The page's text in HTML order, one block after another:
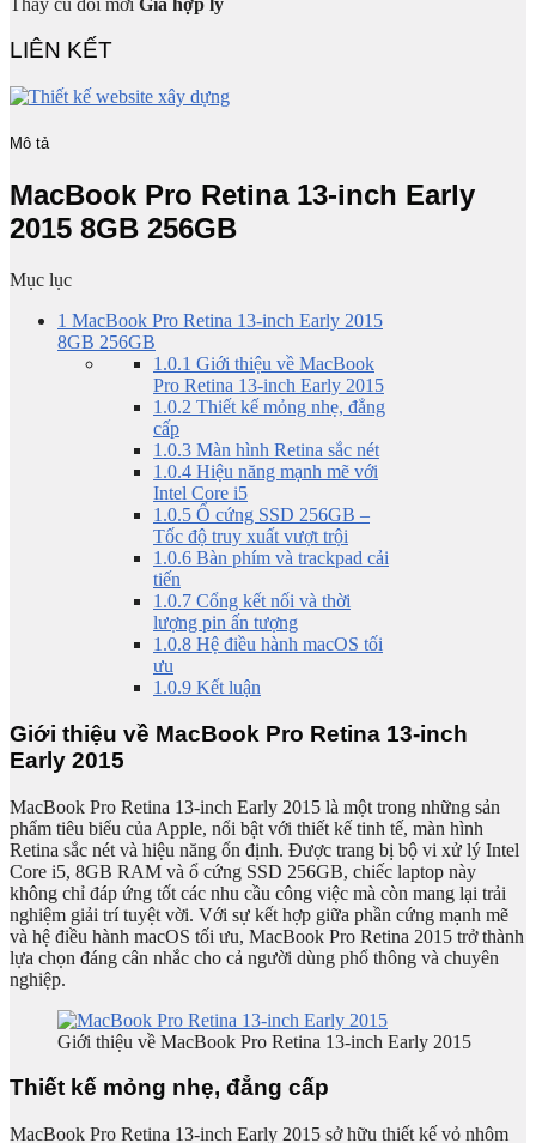
LIÊN KẾT
Mô tả
MacBook Pro Retina 13-inch Early
2015 8GB 256GB
Mục lục
1 MacBook Pro Retina 13-inch Early 2015
8GB 256GB
1.0.1 Giới thiệu về MacBook
Pro Retina 13-inch Early 2015
1.0.2 Thiết kế mỏng nhẹ, đẳng
cấp
1.0.3 Màn hình Retina sắc nét
1.0.4 Hiệu năng mạnh mẽ với
Intel Core i5
1.0.5 Ổ cứng SSD 256GB –
Tốc độ truy xuất vượt trội
1.0.6 Bàn phím và trackpad cải
tiến
1.0.7 Cổng kết nối và thời
lượng pin ấn tượng
1.0.8 Hệ điều hành macOS tối
ưu
1.0.9 Kết luận
Giới thiệu về MacBook Pro Retina 13-inch
Early 2015
MacBook Pro Retina 13-inch Early 2015 là một trong những sản
phẩm tiêu biểu của Apple, nổi bật với thiết kế tinh tế, màn hình
Retina sắc nét và hiệu năng ổn định. Được trang bị bộ vi xử lý Intel
Core i5, 8GB RAM và ổ cứng SSD 256GB, chiếc laptop này
không chỉ đáp ứng tốt các nhu cầu công việc mà còn mang lại trải
nghiệm giải trí tuyệt vời. Với sự kết hợp giữa phần cứng mạnh mẽ
và hệ điều hành macOS tối ưu, MacBook Pro Retina 2015 trở thành
lựa chọn đáng cân nhắc cho cả người dùng phổ thông và chuyên
nghiệp.
Giới thiệu về MacBook Pro Retina 13-inch Early 2015
Thiết kế mỏng nhẹ, đẳng cấp
MacBook Pro Retina 13-inch Early 2015 sở hữu thiết kế vỏ nhôm